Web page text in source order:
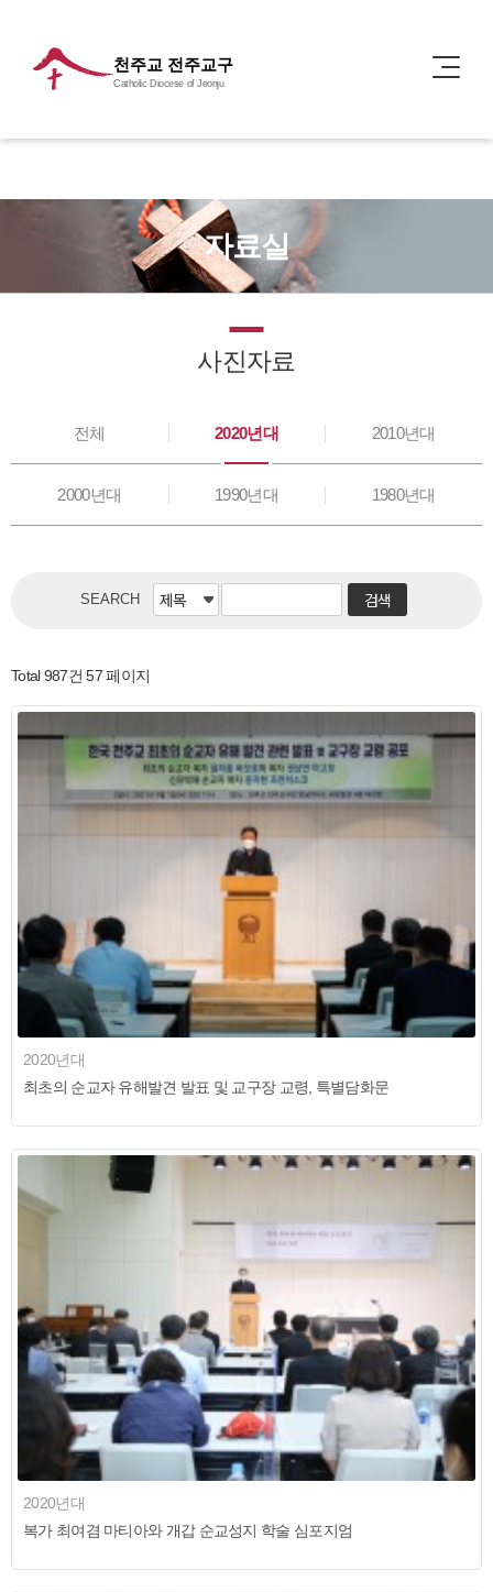
천주교 전주교구
Catholic Diocese of Jeonju
자료실
사진자료
전체 2020년대 2010년대
2000년대 1990년대 1980년대
SEARCH
Total 987건 57 페이지
2020년대
최초의 순교자 유해발견 발표 및 교구장 교령, 특별담화문
2020년대
복가 최여겸 마티아와 개갑 순교성지 학술 심포지엄